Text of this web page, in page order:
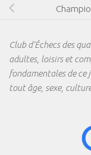
Club d'Échecs des
adultes, loisirs et
fondamentales de ce
tout âge, sexe,